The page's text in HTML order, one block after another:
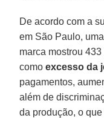
De acordo com a
em São Paulo,
marca mostrou
comoexcesso da
pagamentos,
além de
da produção, o